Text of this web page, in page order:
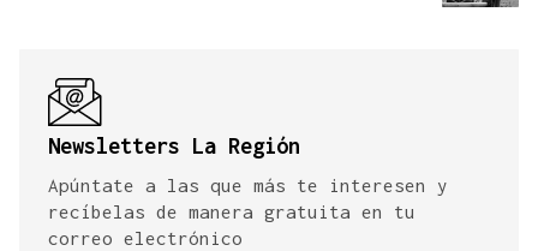
Newsletters La Región
Apúntate a las que más te interesen y
recíbelas de manera gratuita en tu
correo electrónico